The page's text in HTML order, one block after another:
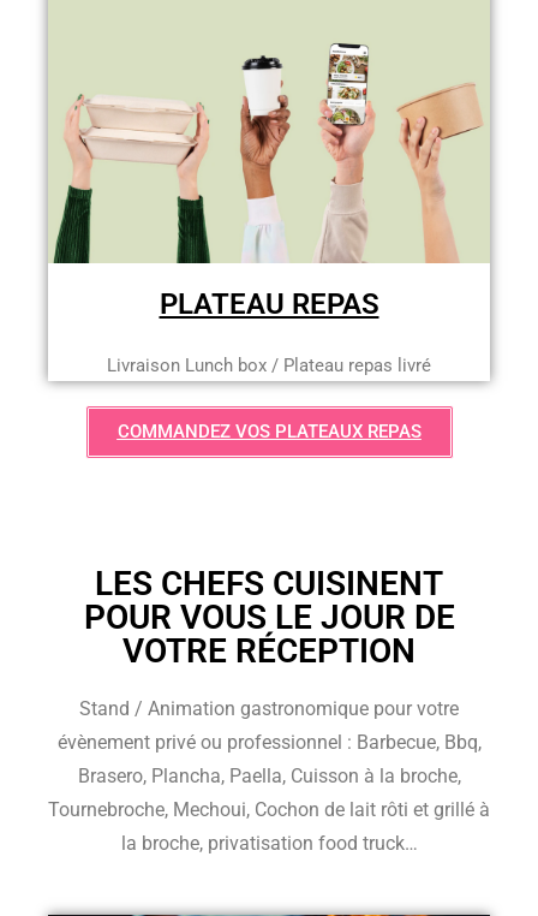
PLATEAU REPAS
Livraison Lunch box / Plateau repas livré
COMMANDEZ VOS PLATEAUX REPAS
LES CHEFS CUISINENT
POUR VOUS LE JOUR DE
VOTRE RÉCEPTION
Stand / Animation gastronomique pour votre
évènement privé ou professionnel : Barbecue, Bbq,
Brasero, Plancha, Paella, Cuisson à la broche,
Tournebroche, Mechoui, Cochon de lait rôti et grillé à
la broche, privatisation food truck…